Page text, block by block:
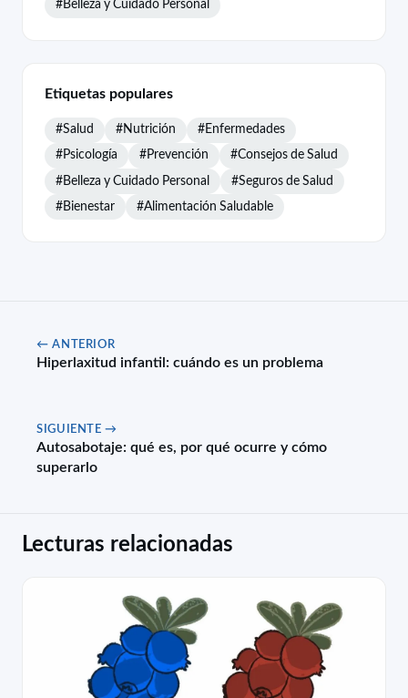
#Belleza y Cuidado Personal
Etiquetas populares
#Salud #Nutrición #Enfermedades
#Psicología #Prevención #Consejos de Salud
#Belleza y Cuidado Personal #Seguros de Salud
#Bienestar #Alimentación Saludable
← ANTERIOR
Hiperlaxitud infantil: cuándo es un problema
SIGUIENTE →
Autosabotaje: qué es, por qué ocurre y cómo
superarlo
Lecturas relacionadas